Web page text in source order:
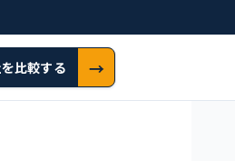
比較する →